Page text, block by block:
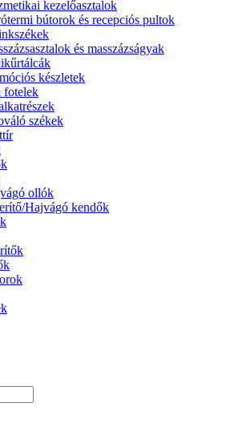
kezelőasztalok
bútorok és recepciós pultok
és masszázságyak
készletek
fotelek
székek
ollók
Hajvágó kendők